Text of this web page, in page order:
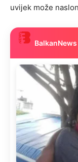
uvijek može